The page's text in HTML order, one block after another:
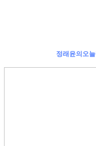
정래윤의오